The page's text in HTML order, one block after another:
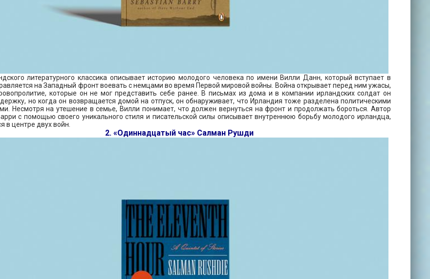
литературного классика описывает историю молодого человека по имени Вилли Данн, который вступает в
на Западный фронт воевать с немцами во время Первой мировой войны. Война открывает перед ним ужасы,
которые он не мог представить себе ранее. В письмах из дома и в компании ирландских солдат он
но когда он возвращается домой на отпуск, он обнаруживает, что Ирландия тоже разделена политическими
Несмотря на утешение в семье, Вилли понимает, что должен вернуться на фронт и продолжать бороться. Автор
с помощью своего уникального стиля и писательской силы описывает внутреннюю борьбу молодого ирландца,
в центре двух войн.
2. «Одиннадцатый час» Салман Рушди